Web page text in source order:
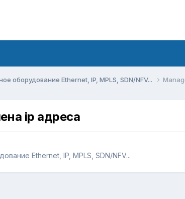
оборудование Ethernet, IP, MPLS, SDN/NFV...
ip адреса
Ethernet, IP, MPLS, SDN/NFV...